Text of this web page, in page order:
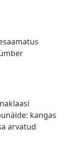
kangas
arvatud